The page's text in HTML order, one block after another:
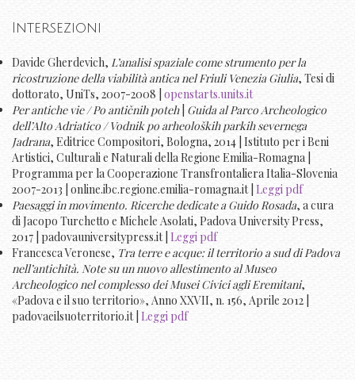
Intersezioni
Davide Gherdevich, L’analisi spaziale come strumento per la
ricostruzione della viabilità antica nel Friuli Venezia Giulia, Tesi di
dottorato, UniTs, 2007-2008 | openstarts.units.it
Per antiche vie / Po antičnih poteh| Guida al Parco Archeologico
dell’Alto Adriatico / Vodnik po arheoloških parkih severnega
Jadrana, Editrice Compositori, Bologna, 2014 | Istituto per i Beni
Artistici, Culturali e Naturali della Regione Emilia-Romagna |
Programma per la Cooperazione Transfrontaliera Italia-Slovenia
2007-2013 | online.ibc.regione.emilia-romagna.it | Leggi pdf
Paesaggi in movimento. Ricerche dedicate a Guido Rosada, a cura
di Jacopo Turchetto e Michele Asolati, Padova University Press,
2017 | padovauniversitypress.it | Leggi pdf
Francesca Veronese, Tra terre e acque: il territorio a sud di Padova
nell’antichità. Note su un nuovo allestimento al Museo
Archeologico nel complesso dei Musei Civici agli Eremitani,
«Padova e il suo territorio», Anno XXVII, n. 156, Aprile 2012 |
padovaeilsuoterritorio.it | Leggi pdf